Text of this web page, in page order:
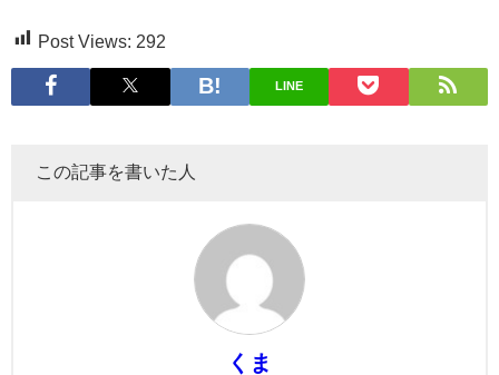
Post Views: 292
LINE
この記事を書いた人
くま